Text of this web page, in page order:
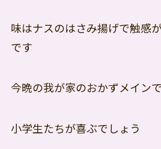
味はナスのはさみ揚げで触感
です
今晩の我が家のおかずメイン
小学生たちが喜ぶでしょう